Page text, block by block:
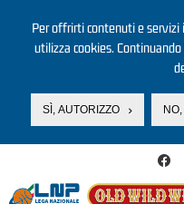
Per offrirti contenuti e servizi
utilizza cookies.
SÌ, AUTORIZZO